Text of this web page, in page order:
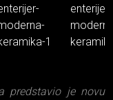
predstavio je novu